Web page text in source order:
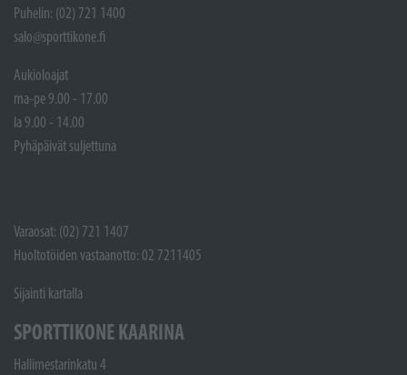
Puhelin: (02) 721 1400
salo@sporttikone.fi
Aukioloajat
ma-pe 9.00 - 17.00
la 9.00 - 14.00
Pyhäpäivät suljettuna
Varaosat: (02) 721 1407
Huoltotöiden vastaanotto: 02 7211405
Sijainti kartalla
SPORTTIKONE KAARINA
Hallimestarinkatu 4